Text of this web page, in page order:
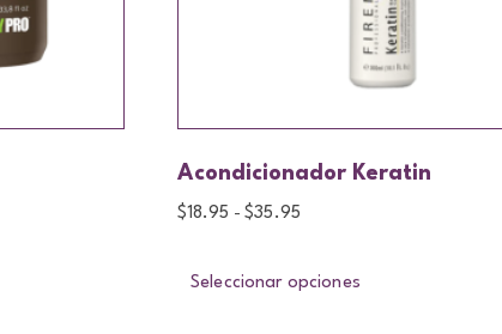
Acondicionador Keratin
$18.95 - $35.95
Seleccionar opciones